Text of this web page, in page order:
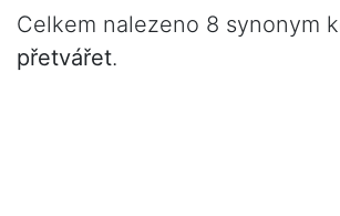
Celkem nalezeno 8 synonym
přetvářet.